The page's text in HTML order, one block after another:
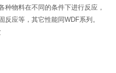
种物料在不同的条件下进行反应，
应等，其它性能同WDF系列。